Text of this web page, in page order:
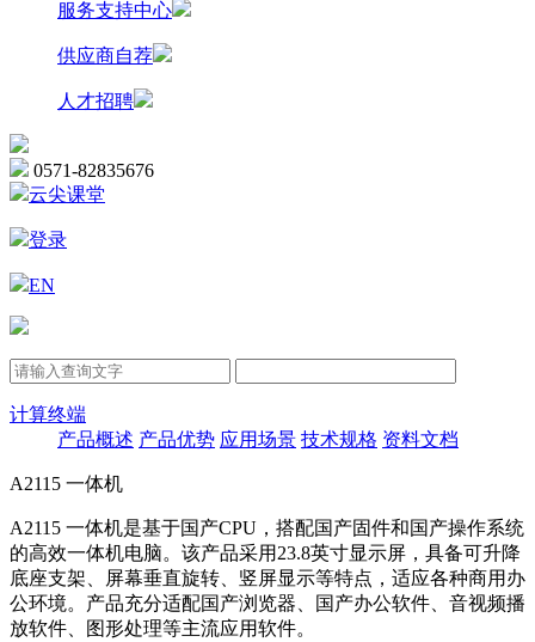
服务支持中心
供应商自荐
人才招聘
0571-82835676
云尖课堂
登录
EN
计算终端
产品概述 产品优势 应用场景 技术规格 资料文档
A2115 一体机
A2115 ⼀体机是基于国产CPU，搭配国产固件和国产操作系统
的⾼效⼀体机电脑。该产品采⽤23.8英⼨显⽰屏，具备可升降
底座⽀架、屏幕垂直旋转、竖屏显⽰等特点，适应各种商⽤办
公环境。产品充分适配国产浏览器、国产办公软件、⾳视频播
放软件、图形处理等主流应⽤软件。